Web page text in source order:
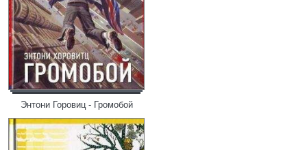
Энтони Горовиц - Громобой